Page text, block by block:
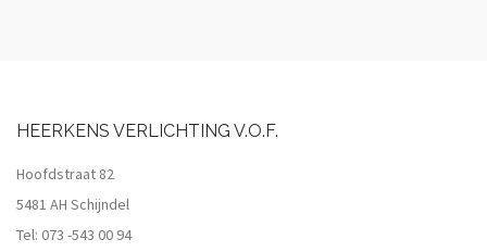
HEERKENS VERLICHTING V.O.F.
Hoofdstraat 82
5481 AH Schijndel
Tel: 073 -543 00 94